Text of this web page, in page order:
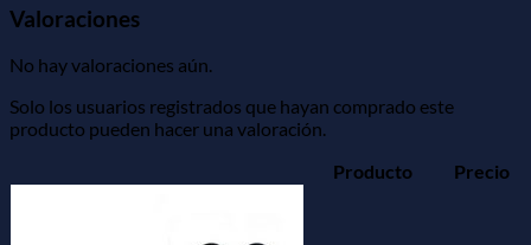
Valoraciones
No hay valoraciones aún.
Solo los usuarios registrados que hayan comprado este
producto pueden hacer una valoración.
Producto
Precio